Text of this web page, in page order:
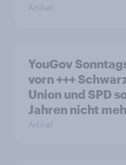
Artikel
YouGov
vorn +++
Union und SPD
Jahren nicht
Artikel